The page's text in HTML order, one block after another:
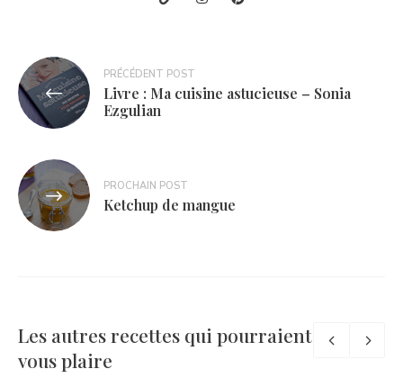
Navigation
de
l’article
PRÉCÉDENT POST
Livre : Ma cuisine astucieuse – Sonia
Ezgulian
PROCHAIN POST
Ketchup de mangue
Les autres recettes qui pourraient
vous plaire